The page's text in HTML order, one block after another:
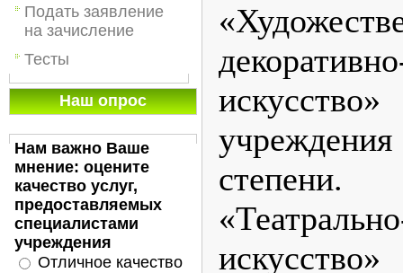
Подать заявление
на зачисление
Тесты
Наш опрос
Нам важно Ваше
мнение: оцените
качество услуг,
предоставляемых
специалистами
учреждения
Отличное качество
учреждения